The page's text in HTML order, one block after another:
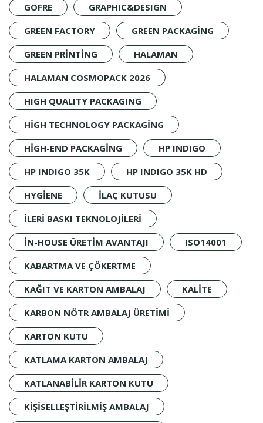
GOFRE
GRAPHIC&DESIGN
GREEN FACTORY
GREEN PACKAGING
GREEN PRINTING
HALAMAN
HALAMAN COSMOPACK 2026
HIGH QUALITY PACKAGING
HIGH TECHNOLOGY PACKAGING
HIGH-END PACKAGING
HP INDIGO
HP INDIGO 35K
HP INDIGO 35K HD
HYGIENE
İLAÇ KUTUSU
ILERI BASKI TEKNOLOJILERI
IN-HOUSE ÜRETIM AVANTAJI
ISO14001
KABARTMA VE ÇÖKERTME
KAĞIT VE KARTON AMBALAJ
KALİTE
KARBON NÖTR AMBALAJ ÜRETIMI
KARTON KUTU
KATLAMA KARTON AMBALAJ
KATLANABILIR KARTON KUTU
KIŞISELLEŞTIRILMIŞ AMBALAJ